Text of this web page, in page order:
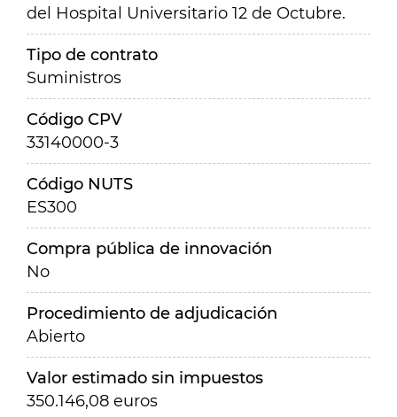
del Hospital Universitario 12 de Octubre.
Tipo de contrato
Suministros
Código CPV
33140000-3
Código NUTS
ES300
Compra pública de innovación
No
Procedimiento de adjudicación
Abierto
Valor estimado sin impuestos
350.146,08 euros